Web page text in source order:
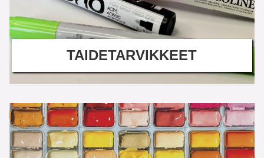
TAIDETARVIKKEET